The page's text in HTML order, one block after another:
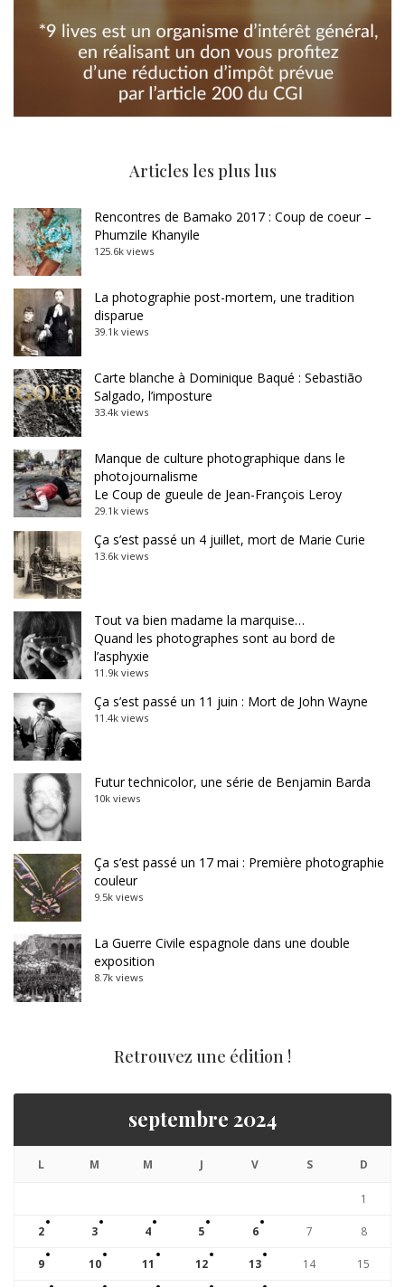
Articles les plus lus
Rencontres de Bamako 2017 : Coup de coeur –
Phumzile Khanyile
125.6k views
La photographie post-mortem, une tradition
disparue
39.1k views
Carte blanche à Dominique Baqué : Sebastião
Salgado, l’imposture
33.4k views
Manque de culture photographique dans le
photojournalisme
Le Coup de gueule de Jean-François Leroy
29.1k views
Ça s’est passé un 4 juillet, mort de Marie Curie
13.6k views
Tout va bien madame la marquise…
Quand les photographes sont au bord de
l’asphyxie
11.9k views
Ça s’est passé un 11 juin : Mort de John Wayne
11.4k views
Futur technicolor, une série de Benjamin Barda
10k views
Ça s’est passé un 17 mai : Première photographie
couleur
9.5k views
La Guerre Civile espagnole dans une double
exposition
8.7k views
Retrouvez une édition !
septembre 2024
L M M J V S D
1
2 3 4 5 6 7 8
9 10 11 12 13 14 15